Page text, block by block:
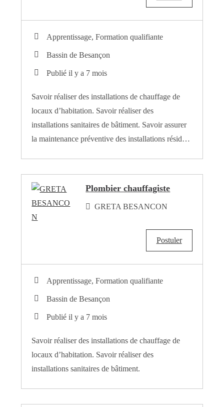
Apprentissage, Formation qualifiante
Bassin de Besançon
Publié il y a 7 mois
Savoir réaliser des installations de chauffage de
locaux d’habitation. Savoir réaliser des
installations sanitaires de bâtiment. Savoir assurer
la maintenance préventive des installations résid…
Plombier chauffagiste
GRETA BESANCON
Postuler
Apprentissage, Formation qualifiante
Bassin de Besançon
Publié il y a 7 mois
Savoir réaliser des installations de chauffage de
locaux d’habitation. Savoir réaliser des
installations sanitaires de bâtiment.